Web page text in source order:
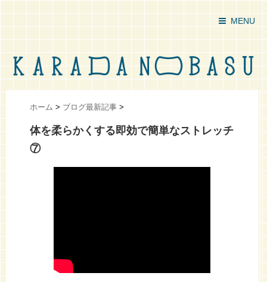
MENU
ホーム > ブログ最新記事 >
体を柔らかくする即効で簡単なストレッチ
⑦